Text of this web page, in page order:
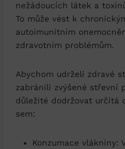
nežádoucích látek a
To může vést k
autoimunitním
zdravotním problémům.
Abychom udrželi zdravé
zabránili zvýšené střevní
důležité dodržovat určitá
sem:
Konzumace vlákniny: